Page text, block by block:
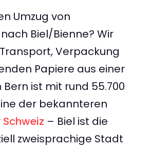
Umzug von
Biel/Bienne? Wir
Verpackung
Papiere aus einer
Bern ist mit rund 55.700
der bekannteren
Schweiz – Biel ist die
zweisprachige Stadt